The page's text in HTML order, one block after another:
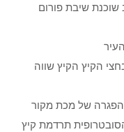
שוכנת שיבת פורום
הקיץ הקיץ שווה
הפגרה של מכת מקור
תרדמת קיץ